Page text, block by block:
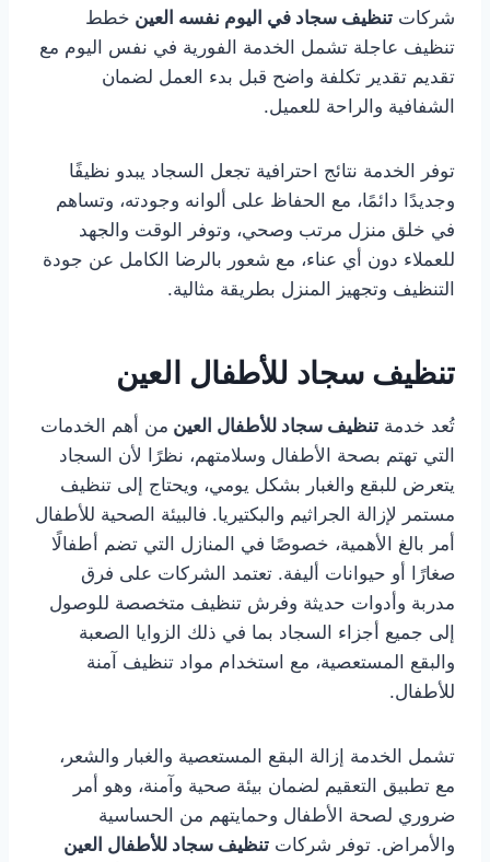
شركات تنظيف سجاد في اليوم نفسه العين خطط
تنظيف عاجلة تشمل الخدمة الفورية في نفس اليوم مع
تقديم تقدير تكلفة واضح قبل بدء العمل لضمان
الشفافية والراحة للعميل.
توفر الخدمة نتائج احترافية تجعل السجاد يبدو نظيفًا
وجديدًا دائمًا، مع الحفاظ على ألوانه وجودته، وتساهم
في خلق منزل مرتب وصحي، وتوفر الوقت والجهد
للعملاء دون أي عناء، مع شعور بالرضا الكامل عن جودة
التنظيف وتجهيز المنزل بطريقة مثالية.
تنظيف سجاد للأطفال العين
تُعد خدمة تنظيف سجاد للأطفال العين من أهم الخدمات
التي تهتم بصحة الأطفال وسلامتهم، نظرًا لأن السجاد
يتعرض للبقع والغبار بشكل يومي، ويحتاج إلى تنظيف
مستمر لإزالة الجراثيم والبكتيريا. فالبيئة الصحية للأطفال
أمر بالغ الأهمية، خصوصًا في المنازل التي تضم أطفالًا
صغارًا أو حيوانات أليفة. تعتمد الشركات على فرق
مدربة وأدوات حديثة وفرش تنظيف متخصصة للوصول
إلى جميع أجزاء السجاد بما في ذلك الزوايا الصعبة
والبقع المستعصية، مع استخدام مواد تنظيف آمنة
للأطفال.
تشمل الخدمة إزالة البقع المستعصية والغبار والشعر،
مع تطبيق التعقيم لضمان بيئة صحية وآمنة، وهو أمر
ضروري لصحة الأطفال وحمايتهم من الحساسية
والأمراض. توفر شركات تنظيف سجاد للأطفال العين